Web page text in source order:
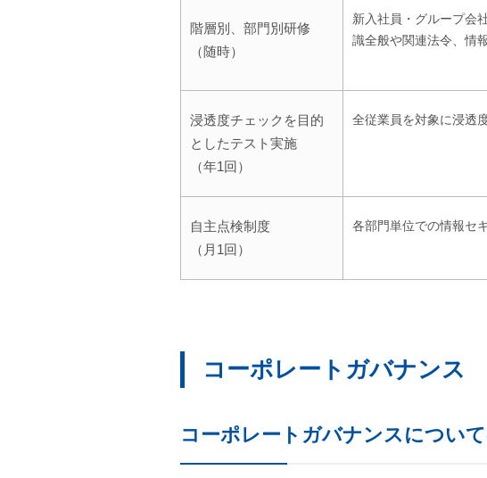
階層別、部門別研修
（随時）
新入社員・グループ会
識全般や関連法令、情
浸透度チェックを目的
としたテスト実施
（年1回）
全従業員を対象に浸透
自主点検制度
（月1回）
各部門単位での情報セ
コーポレートガバナンス
コーポレートガバナンスについ